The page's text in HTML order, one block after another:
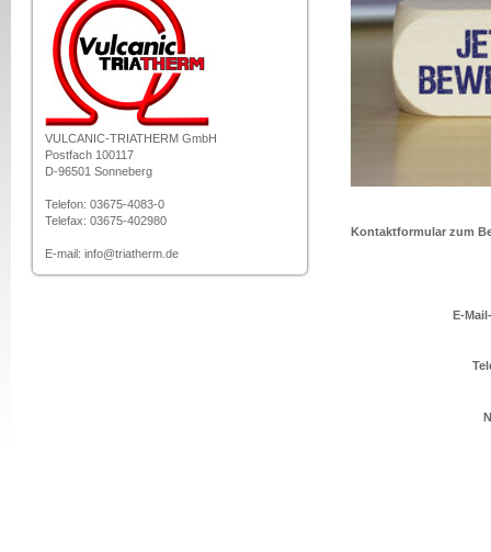
VULCANIC-TRIATHERM GmbH
Postfach 100117
D-96501 Sonneberg
Telefon: 03675-4083-0
Telefax: 03675-402980
E-mail: info@triatherm.de
Kontaktformular zum
E-